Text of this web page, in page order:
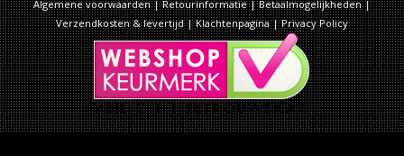
Algemene voorwaarden|Retourinformatie|Betaalmogelijkheden|
Verzendkosten & levertijd|Klachtenpagina|Privacy Policy